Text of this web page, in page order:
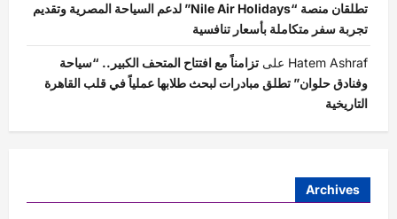
تطلقان منصة “Nile Air Holidays” لدعم السياحة المصرية وتقديم
تجربة سفر متكاملة بأسعار تنافسية
Hatem Ashraf على تزامناً مع افتتاح المتحف الكبير.. “سياحة
وفنادق حلوان” تطلق مبادرات لبحث طلابها عملياً في قلب القاهرة
التاريخية
Archives